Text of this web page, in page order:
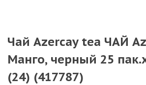
Чай Azercay tea ЧАЙ
Манго, черный 25
(24) (417787)